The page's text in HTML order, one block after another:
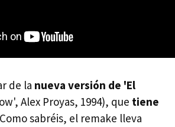
de la nueva versión de 'El
Alex Proyas, 1994), que tiene
sabréis, el remake lleva